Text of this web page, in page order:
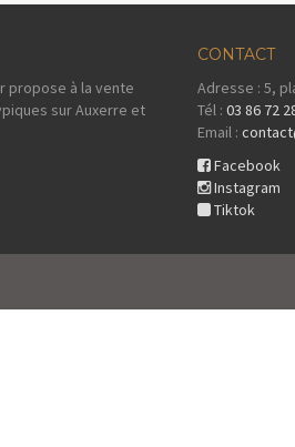
propose à la vente
sur Auxerre et
CONTACT
Adresse : 5,
Tél : 03 86 72
Email :
Facebook
Instagram
Tiktok